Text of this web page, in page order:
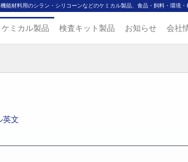
能材料用のシラン・シリコーンなどのケミカル製品、食品・飼料・環境・
ケミカル製品 検査キット製品 お知らせ 会社
英文